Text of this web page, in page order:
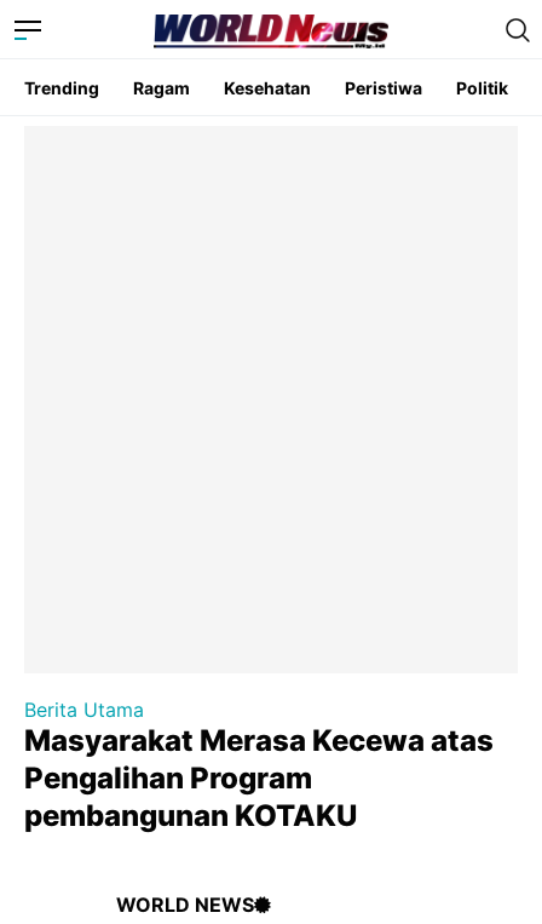
Trending Ragam Kesehatan Peristiwa Politik
Berita Utama
Masyarakat Merasa Kecewa atas
Pengalihan Program
pembangunan KOTAKU
WORLD NEWS